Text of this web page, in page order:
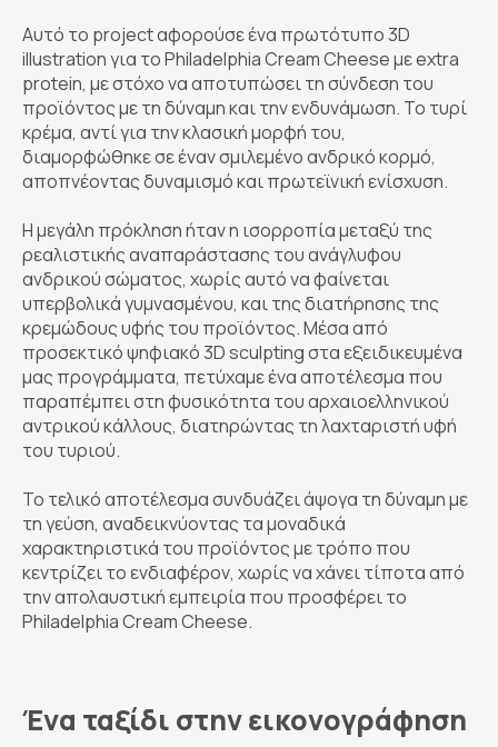
Αυτό το project αφορούσε ένα πρωτότυπο 3D
illustration για το Philadelphia Cream Cheese με extra
protein, με στόχο να αποτυπώσει τη σύνδεση του
προϊόντος με τη δύναμη και την ενδυνάμωση. Το τυρί
κρέμα, αντί για την κλασική μορφή του,
διαμορφώθηκε σε έναν σμιλεμένο ανδρικό κορμό,
αποπνέοντας δυναμισμό και πρωτεϊνική ενίσχυση.
Η μεγάλη πρόκληση ήταν η ισορροπία μεταξύ της
ρεαλιστικής αναπαράστασης του ανάγλυφου
ανδρικού σώματος, χωρίς αυτό να φαίνεται
υπερβολικά γυμνασμένου, και της διατήρησης της
κρεμώδους υφής του προϊόντος. Μέσα από
προσεκτικό ψηφιακό 3D sculpting στα εξειδικευμένα
μας προγράμματα, πετύχαμε ένα αποτέλεσμα που
παραπέμπει στη φυσικότητα του αρχαιοελληνικού
αντρικού κάλλους, διατηρώντας τη λαχταριστή υφή
του τυριού.
Το τελικό αποτέλεσμα συνδυάζει άψογα τη δύναμη με
τη γεύση, αναδεικνύοντας τα μοναδικά
χαρακτηριστικά του προϊόντος με τρόπο που
κεντρίζει το ενδιαφέρον, χωρίς να χάνει τίποτα από
την απολαυστική εμπειρία που προσφέρει το
Philadelphia Cream Cheese.
Ένα ταξίδι στην εικονογράφηση